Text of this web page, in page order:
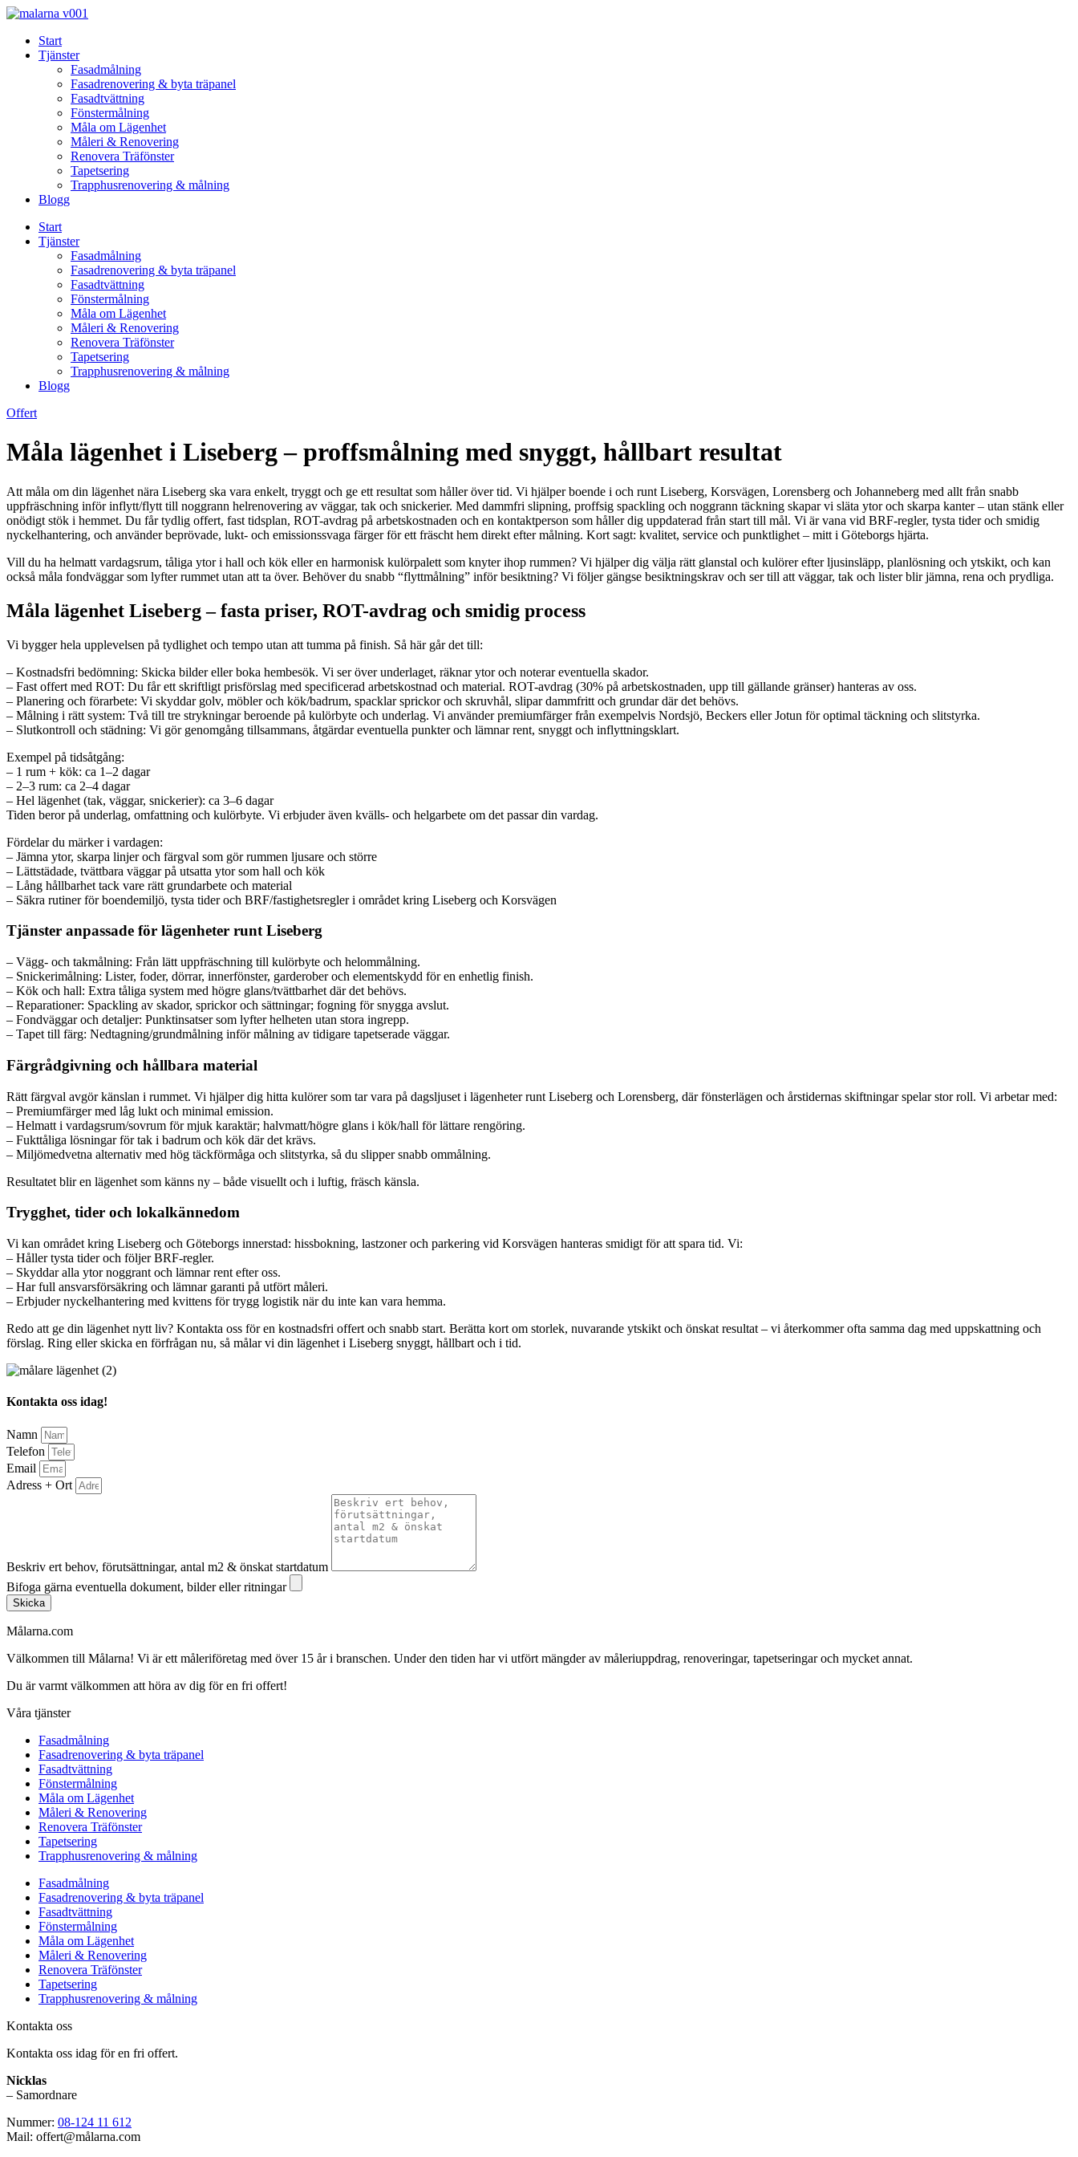
Skip
contentStart
Tjänster
Fasadmålning
Fasadrenovering & byta träpanel
Fasadtvättning
Fönstermålning
Måla om Lägenhet
Måleri & Renovering
Renovera Träfönster
Tapetsering
Trapphusrenovering & målning
Blogg
Start
Tjänster
Fasadmålning
Fasadrenovering & byta träpanel
Fasadtvättning
Fönstermålning
Måla om Lägenhet
Måleri & Renovering
Renovera Träfönster
Tapetsering
Trapphusrenovering & målning
Blogg
Offert
Måla lägenhet i Liseberg – proffsmålning med snyggt, hållbart resultat
Att måla om din lägenhet nära Liseberg ska vara enkelt, tryggt och ge ett resultat som håller över tid. Vi hjälper boende i och runt Liseberg, Korsvägen, Lorensberg och Johanneberg med allt från snabb
uppfräschning inför inflytt/flytt till noggrann helrenovering av väggar, tak och snickerier. Med dammfri slipning, proffsig spackling och noggrann täckning skapar vi släta ytor och skarpa kanter – utan stänk eller
onödigt stök i hemmet. Du får tydlig offert, fast tidsplan, ROT-avdrag på arbetskostnaden och en kontaktperson som håller dig uppdaterad från start till mål. Vi är vana vid BRF-regler, tysta tider och smidig
nyckelhantering, och använder beprövade, lukt- och emissionssvaga färger för ett fräscht hem direkt efter målning. Kort sagt: kvalitet, service och punktlighet – mitt i Göteborgs hjärta.
Vill du ha helmatt vardagsrum, tåliga ytor i hall och kök eller en harmonisk kulörpalett som knyter ihop rummen? Vi hjälper dig välja rätt glanstal och kulörer efter ljusinsläpp, planlösning och ytskikt, och kan
också måla fondväggar som lyfter rummet utan att ta över. Behöver du snabb “flyttmålning” inför besiktning? Vi följer gängse besiktningskrav och ser till att väggar, tak och lister blir jämna, rena och prydliga.
Måla lägenhet Liseberg – fasta priser, ROT-avdrag och smidig process
Vi bygger hela upplevelsen på tydlighet och tempo utan att tumma på finish. Så här går det till:
– Kostnadsfri bedömning: Skicka bilder eller boka hembesök. Vi ser över underlaget, räknar ytor och noterar eventuella skador.
– Fast offert med ROT: Du får ett skriftligt prisförslag med specificerad arbetskostnad och material. ROT-avdrag (30% på arbetskostnaden, upp till gällande gränser) hanteras av oss.
– Planering och förarbete: Vi skyddar golv, möbler och kök/badrum, spacklar sprickor och skruvhål, slipar dammfritt och grundar där det behövs.
– Målning i rätt system: Två till tre strykningar beroende på kulörbyte och underlag. Vi använder premiumfärger från exempelvis Nordsjö, Beckers eller Jotun för optimal täckning och slitstyrka.
– Slutkontroll och städning: Vi gör genomgång tillsammans, åtgärdar eventuella punkter och lämnar rent, snyggt och inflyttningsklart.
Exempel på tidsåtgång:
– 1 rum + kök: ca 1–2 dagar
– 2–3 rum: ca 2–4 dagar
– Hel lägenhet (tak, väggar, snickerier): ca 3–6 dagar
Tiden beror på underlag, omfattning och kulörbyte. Vi erbjuder även kvälls- och helgarbete om det passar din vardag.
Fördelar du märker i vardagen:
– Jämna ytor, skarpa linjer och färgval som gör rummen ljusare och större
– Lättstädade, tvättbara väggar på utsatta ytor som hall och kök
– Lång hållbarhet tack vare rätt grundarbete och material
– Säkra rutiner för boendemiljö, tysta tider och BRF/fastighetsregler i området kring Liseberg och Korsvägen
Tjänster anpassade för lägenheter runt Liseberg
– Vägg- och takmålning: Från lätt uppfräschning till kulörbyte och helommålning.
– Snickerimålning: Lister, foder, dörrar, innerfönster, garderober och elementskydd för en enhetlig finish.
– Kök och hall: Extra tåliga system med högre glans/tvättbarhet där det behövs.
– Reparationer: Spackling av skador, sprickor och sättningar; fogning för snygga avslut.
– Fondväggar och detaljer: Punktinsatser som lyfter helheten utan stora ingrepp.
– Tapet till färg: Nedtagning/grundmålning inför målning av tidigare tapetserade väggar.
Färgrådgivning och hållbara material
Rätt färgval avgör känslan i rummet. Vi hjälper dig hitta kulörer som tar vara på dagsljuset i lägenheter runt Liseberg och Lorensberg, där fönsterlägen och årstidernas skiftningar spelar stor roll. Vi arbetar med:
– Premiumfärger med låg lukt och minimal emission.
– Helmatt i vardagsrum/sovrum för mjuk karaktär; halvmatt/högre glans i kök/hall för lättare rengöring.
– Fukttåliga lösningar för tak i badrum och kök där det krävs.
– Miljömedvetna alternativ med hög täckförmåga och slitstyrka, så du slipper snabb ommålning.
Resultatet blir en lägenhet som känns ny – både visuellt och i luftig, fräsch känsla.
Trygghet, tider och lokalkännedom
Vi kan området kring Liseberg och Göteborgs innerstad: hissbokning, lastzoner och parkering vid Korsvägen hanteras smidigt för att spara tid. Vi:
– Håller tysta tider och följer BRF-regler.
– Skyddar alla ytor noggrant och lämnar rent efter oss.
– Har full ansvarsförsäkring och lämnar garanti på utfört måleri.
– Erbjuder nyckelhantering med kvittens för trygg logistik när du inte kan vara hemma.
Redo att ge din lägenhet nytt liv? Kontakta oss för en kostnadsfri offert och snabb start. Berätta kort om storlek, nuvarande ytskikt och önskat resultat – vi återkommer ofta samma dag med uppskattning och
förslag. Ring eller skicka en förfrågan nu, så målar vi din lägenhet i Liseberg snyggt, hållbart och i tid.
Kontakta oss idag!
Namn
Telefon
Email
Adress + Ort
Beskriv ert behov, förutsättningar, antal m2 & önskat startdatum
Bifoga gärna eventuella dokument, bilder eller ritningar
Skicka
Målarna.com
Välkommen till Målarna! Vi är ett måleriföretag med över 15 år i branschen. Under den tiden har vi utfört mängder av måleriuppdrag, renoveringar, tapetseringar och mycket annat.
Du är varmt välkommen att höra av dig för en fri offert!
Våra tjänster
Fasadmålning
Fasadrenovering & byta träpanel
Fasadtvättning
Fönstermålning
Måla om Lägenhet
Måleri & Renovering
Renovera Träfönster
Tapetsering
Trapphusrenovering & målning
Fasadmålning
Fasadrenovering & byta träpanel
Fasadtvättning
Fönstermålning
Måla om Lägenhet
Måleri & Renovering
Renovera Träfönster
Tapetsering
Trapphusrenovering & målning
Kontakta oss
Kontakta oss idag för en fri offert.
Nicklas
– Samordnare
Nummer: 08-124 11 612
Mail: offert@målarna.com